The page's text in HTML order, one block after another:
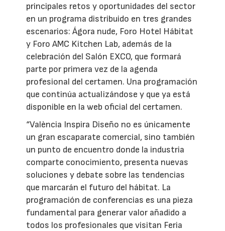
principales retos y oportunidades del sector
en un programa distribuido en tres grandes
escenarios: Ágora nude, Foro Hotel Hábitat
y Foro AMC Kitchen Lab, además de la
celebración del Salón EXCO, que formará
parte por primera vez de la agenda
profesional del certamen. Una programación
que continúa actualizándose y que ya está
disponible en la web oficial del certamen.
“València Inspira Diseño no es únicamente
un gran escaparate comercial, sino también
un punto de encuentro donde la industria
comparte conocimiento, presenta nuevas
soluciones y debate sobre las tendencias
que marcarán el futuro del hábitat. La
programación de conferencias es una pieza
fundamental para generar valor añadido a
todos los profesionales que visitan Feria